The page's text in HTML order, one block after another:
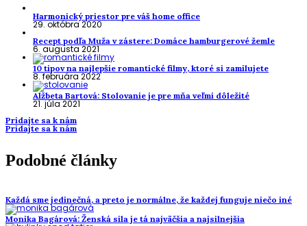
Harmonický priestor pre váš home office
29. októbra 2020
Recept podľa Muža v zástere: Domáce hamburgerové žemle
6. augusta 2021
10 tipov na najlepšie romantické filmy, ktoré si zamilujete
8. februára 2022
Alžbeta Bartová: Stolovanie je pre mňa veľmi dôležité
21. júla 2021
Pridajte sa k nám
Pridajte sa k nám
Podobné články
Každá sme jedinečná, a preto je normálne, že každej funguje niečo iné
Monika Bagárová: Ženská sila je tá najväčšia a najsilnejšia